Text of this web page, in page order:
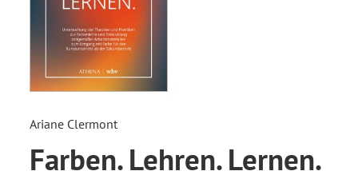
Ariane Clermont
Farben. Lehren. Lernen.